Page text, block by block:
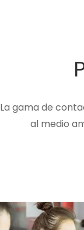
La gama de
al medio